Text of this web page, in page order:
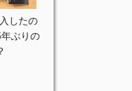
したの
ぶりの